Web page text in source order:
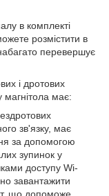
в комплекті
розмістити в
перевершує
і дротових
магнітола має:
зв'язку, має
за допомогою
зупинок у
доступу Wi-
завантажити
що допоможе